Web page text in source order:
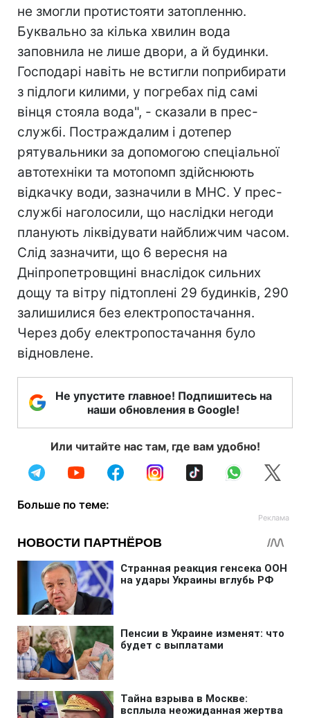
не змогли протистояти затопленню.
Буквально за кілька хвилин вода
заповнила не лише двори, а й будинки.
Господарі навіть не встигли поприбирати
з підлоги килими, у погребах під самі
вінця стояла вода", - сказали в прес-
службі. Постраждалим і дотепер
рятувальники за допомогою спеціальної
автотехніки та мотопомп здійснюють
відкачку води, зазначили в МНС. У прес-
службі наголосили, що наслідки негоди
планують ліквідувати найближчим часом.
Слід зазначити, що 6 вересня на
Дніпропетровщині внаслідок сильних
дощу та вітру підтоплені 29 будинків, 290
залишилися без електропостачання.
Через добу електропостачання було
відновлене.
Не упустите главное! Подпишитесь на
наши обновления в Google!
Или читайте нас там, где вам удобно!
Больше по теме: